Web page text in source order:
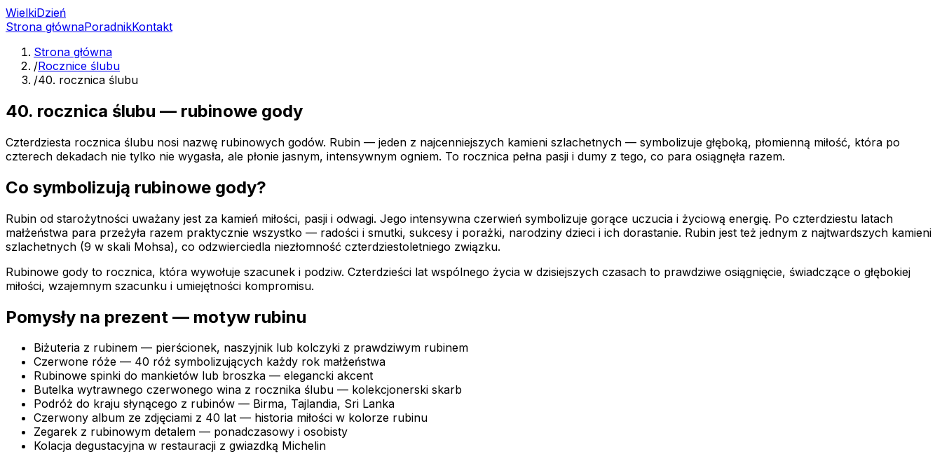
WielkiDzień
Strona głównaPoradnikKontakt
Strona główna
/Rocznice ślubu
/40. rocznica ślubu
40. rocznica ślubu — rubinowe gody
Czterdziesta rocznica ślubu nosi nazwę rubinowych godów. Rubin — jeden z najcenniejszych kamieni szlachetnych — symbolizuje głęboką, płomienną miłość, która po
czterech dekadach nie tylko nie wygasła, ale płonie jasnym, intensywnym ogniem. To rocznica pełna pasji i dumy z tego, co para osiągnęła razem.
Co symbolizują rubinowe gody?
Rubin od starożytności uważany jest za kamień miłości, pasji i odwagi. Jego intensywna czerwień symbolizuje gorące uczucia i życiową energię. Po czterdziestu latach
małżeństwa para przeżyła razem praktycznie wszystko — radości i smutki, sukcesy i porażki, narodziny dzieci i ich dorastanie. Rubin jest też jednym z najtwardszych kamieni
szlachetnych (9 w skali Mohsa), co odzwierciedla niezłomność czterdziestoletniego związku.
Rubinowe gody to rocznica, która wywołuje szacunek i podziw. Czterdzieści lat wspólnego życia w dzisiejszych czasach to prawdziwe osiągnięcie, świadczące o głębokiej
miłości, wzajemnym szacunku i umiejętności kompromisu.
Pomysły na prezent — motyw rubinu
Biżuteria z rubinem — pierścionek, naszyjnik lub kolczyki z prawdziwym rubinem
Czerwone róże — 40 róż symbolizujących każdy rok małżeństwa
Rubinowe spinki do mankietów lub broszka — elegancki akcent
Butelka wytrawnego czerwonego wina z rocznika ślubu — kolekcjonerski skarb
Podróż do kraju słynącego z rubinów — Birma, Tajlandia, Sri Lanka
Czerwony album ze zdjęciami z 40 lat — historia miłości w kolorze rubinu
Zegarek z rubinowym detalem — ponadczasowy i osobisty
Kolacja degustacyjna w restauracji z gwiazdką Michelin